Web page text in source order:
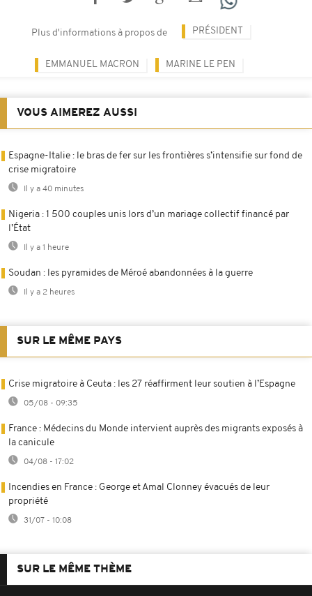
Plus d'informations à propos de PRÉSIDENT
EMMANUEL MACRON MARINE LE PEN
VOUS AIMEREZ AUSSI
Espagne-Italie : le bras de fer sur les frontières s’intensifie sur fond de
crise migratoire
Il y a 40 minutes
Nigeria : 1 500 couples unis lors d’un mariage collectif financé par
l’État
Il y a 1 heure
Soudan : les pyramides de Méroé abandonnées à la guerre
Il y a 2 heures
SUR LE MÊME PAYS
Crise migratoire à Ceuta : les 27 réaffirment leur soutien à l’Espagne
05/08 - 09:35
France : Médecins du Monde intervient auprès des migrants exposés à
la canicule
04/08 - 17:02
Incendies en France : George et Amal Clonney évacués de leur
propriété
31/07 - 10:08
SUR LE MÊME THÈME